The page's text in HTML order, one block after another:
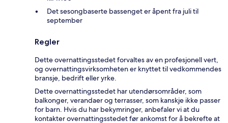
Det sesongbaserte bassenget er åpent fra juli til
september
Regler
Dette overnattingsstedet forvaltes av en profesjonell vert,
og overnattingsvirksomheten er knyttet til vedkommendes
bransje, bedrift eller yrke.
Dette overnattingsstedet har utendørsområder, som
balkonger, verandaer og terrasser, som kanskje ikke passer
for barn. Hvis du har bekymringer, anbefaler vi at du
kontakter overnattingsstedet før ankomst for å bekrefte at